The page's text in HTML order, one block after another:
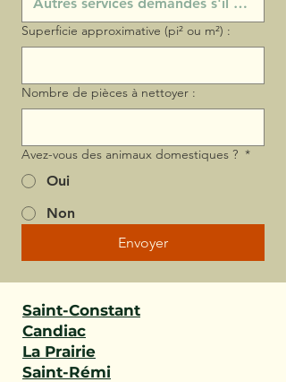
Superficie approximative (pi² ou m²) :
Nombre de pièces à nettoyer :
Avez-vous des animaux domestiques ? *
Oui
Non
Envoyer
Saint-Constant
Candiac
La Prairie
Saint-Rémi